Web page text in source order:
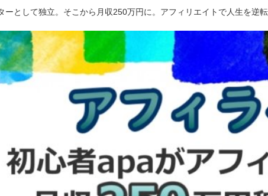
として独立。そこから月収250万円に。アフィリエイトで人生を逆